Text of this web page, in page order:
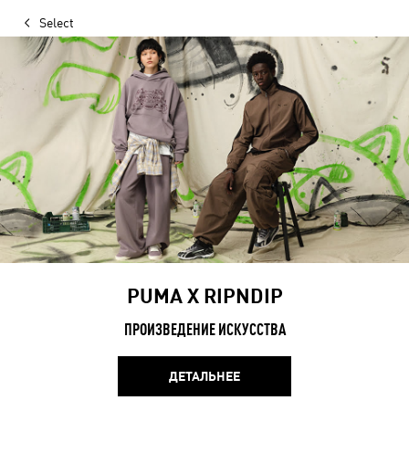
Select
PUMA X RIPNDIP
ПРОИЗВЕДЕНИЕ ИСКУССТВА
ДЕТАЛЬНЕЕ